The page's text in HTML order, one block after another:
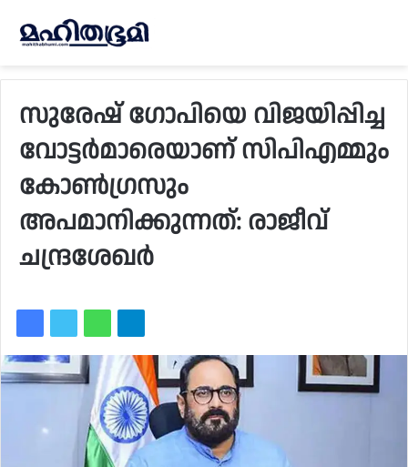
സുരേഷ് ഗോപിയെ വിജയിപ്പിച്ച
വോട്ടർമാരെയാണ് സിപിഎമ്മും
കോൺഗ്രസും
അപമാനിക്കുന്നത്: രാജീവ്
ചന്ദ്രശേഖർ